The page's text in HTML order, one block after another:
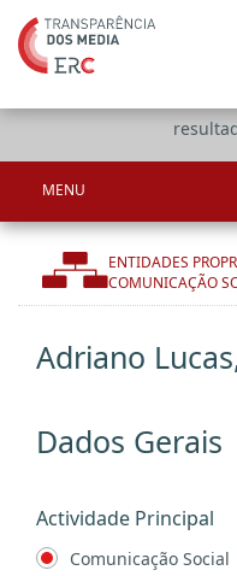
MENU
ENTIDADES
COMUNICAÇÃO
Adriano
Dados Gerais
Actividade Principal
Comunicação Social